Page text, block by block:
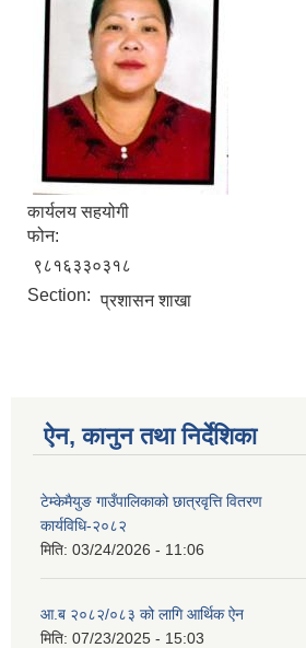
कार्यलय सहयोगी
फोन:
९८१६३३०३१८
Section: प्रशासन शाखा
ऐन, कानुन तथा निर्देशिका
टेम्केमैयुङ गाउँपालिकाको छात्रवृत्ति वितरण
कार्यविधि-२०८२
मिति: 03/24/2026 - 11:06
आ.ब २०८२/०८३ को लागि आर्थिक ऐन
मिति: 07/23/2025 - 15:03